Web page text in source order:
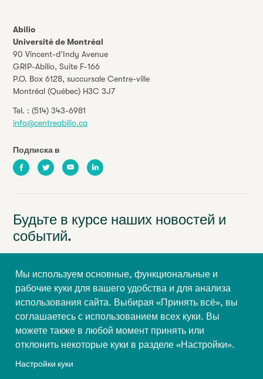
Мы используем основные, функциональные и
рабочие куки для вашего удобства и для анализа
использования сайта. Выбирая «Принять всё», вы
соглашаетесь с использованием всех куки. Вы
можете также в любой момент принять или
отклонить некоторые куки в разделе «Настройки».
Настройки куки
Abilio
Université de Montréal
90 Vincent-d’Indy Avenue
GRIP-Abilio, Suite F-166
P.O. Box 6128, succursale Centre-ville
Montréal (Québec) H3C 3J7
Tel. : (514) 343-6981
info@centreabilio.ca
Подписка в
FacebookTwitter YoutubeLinkedIn
Будьте в курсе наших новостей и
событий.
Имя Фамилия
Подписаться